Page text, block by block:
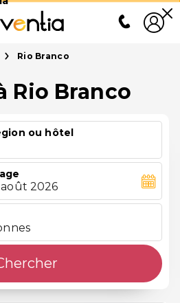
Rio Branco
Rio Branco
ou hôtel
août 2026